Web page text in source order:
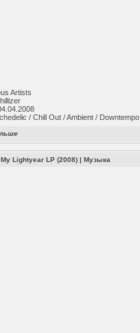
Artists
/ Chill Out / Ambient / Downtempo
Lightyear LP (2008) |Музыка